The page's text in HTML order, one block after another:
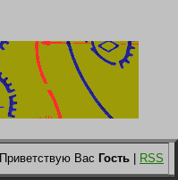
Приветствую Вас Гость RSS